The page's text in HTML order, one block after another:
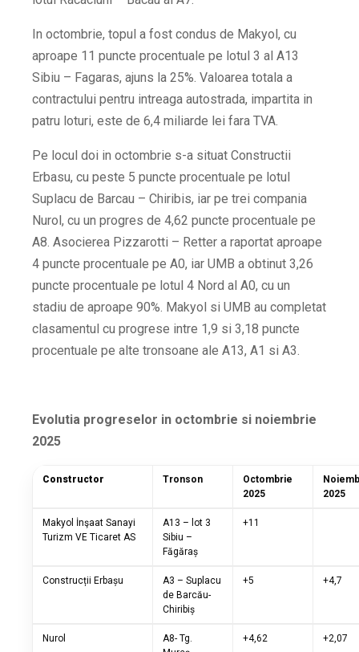
In octombrie, topul a fost condus de Makyol, cu
aproape 11 puncte procentuale pe lotul 3 al A13
Sibiu – Fagaras, ajuns la 25%. Valoarea totala a
contractului pentru intreaga autostrada, impartita in
patru loturi, este de 6,4 miliarde lei fara TVA.
Pe locul doi in octombrie s-a situat Constructii
Erbasu, cu peste 5 puncte procentuale pe lotul
Suplacu de Barcau – Chiribis, iar pe trei compania
Nurol, cu un progres de 4,62 puncte procentuale pe
A8. Asocierea Pizzarotti – Retter a raportat aproape
4 puncte procentuale pe A0, iar UMB a obtinut 3,26
puncte procentuale pe lotul 4 Nord al A0, cu un
stadiu de aproape 90%. Makyol si UMB au completat
clasamentul cu progrese intre 1,9 si 3,18 puncte
procentuale pe alte tronsoane ale A13, A1 si A3.
Evolutia progreselor in octombrie si noiembrie
2025
Constructor Tronson
Octombrie
2025
2025
Makyol İnşaat Sanayi
Turizm VE Ticaret AS
A13 – lot 3
Sibiu –
Făgăraș
+11
Construcții Erbașu
A3 – Suplacu
de Barcău-
Chiribiș
+5 +4,7
Nurol
A8- Tg.
+4,62 +2,07